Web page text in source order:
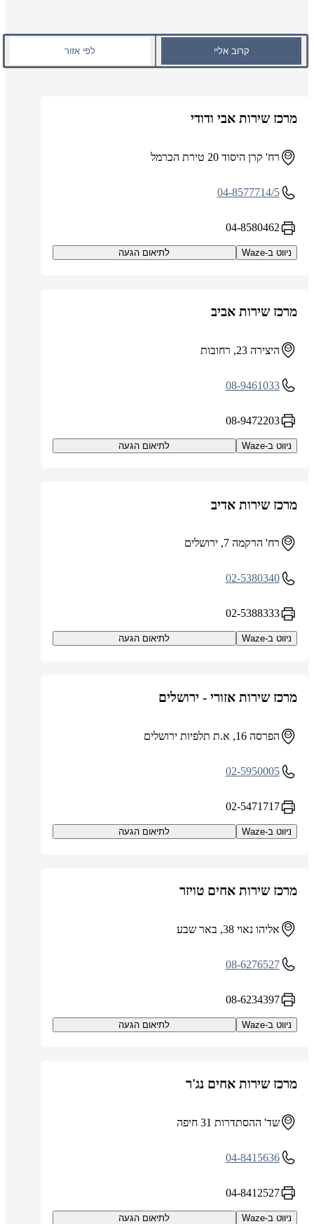
קרוב אליי לפי אזור
מרכז שירות אבי ודודי
רח' קרן היסוד 20 טירת הכרמל
04-8577714/5
04-8580462
ניווט ב-Waze לתיאום הגעה
מרכז שירות אביב
היצירה 23, רחובות
08-9461033
08-9472203
ניווט ב-Waze לתיאום הגעה
מרכז שירות אדיב
רח' הרקמה 7, ירושלים
02-5380340
02-5388333
ניווט ב-Waze לתיאום הגעה
מרכז שירות אזורי - ירושלים
הפרסה 16, א.ת תלפיות ירושלים
02-5950005
02-5471717
ניווט ב-Waze לתיאום הגעה
מרכז שירות אחים טויזר
אליהו נאוי 38, באר שבע
08-6276527
08-6234397
ניווט ב-Waze לתיאום הגעה
מרכז שירות אחים נג'ר
שד' ההסתדרות 31 חיפה
04-8415636
04-8412527
ניווט ב-Waze לתיאום הגעה